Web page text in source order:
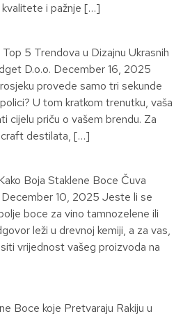
i pažnje […]
5 Trendova u Dizajnu Ukrasnih
D.o.o. December 16, 2025
provede samo tri sekunde
U tom kratkom trenutku, vaša
cijelu priču o vašem brendu. Za
craft destilata, […]
Boja Staklene Boce Čuva
December 10, 2025 Jeste li se
boce za vino tamnozelene ili
leži u drevnoj kemiji, a za vas,
vrijednost vašeg proizvoda na
Boce koje Pretvaraju Rakiju u